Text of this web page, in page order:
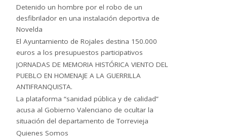
Detenido un hombre por el robo de un
desfibrilador en una instalación deportiva de
Novelda
El Ayuntamiento de Rojales destina 150.000
euros a los presupuestos participativos
JORNADAS DE MEMORIA HISTÓRICA VIENTO DEL
PUEBLO EN HOMENAJE A LA GUERRILLA
ANTIFRANQUISTA.
La plataforma “sanidad pública y de calidad”
acusa al Gobierno Valenciano de ocultar la
situación del departamento de Torrevieja
Quienes Somos